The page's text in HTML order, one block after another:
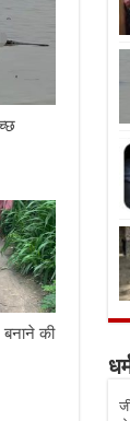
की